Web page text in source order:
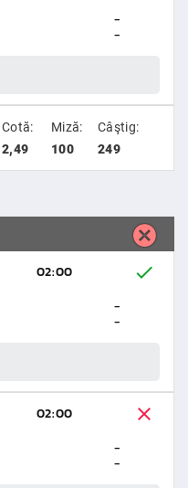
-
-
Cotă:
2,49
Miză:
100
Câştig:
249
02:00
-
-
02:00
-
-